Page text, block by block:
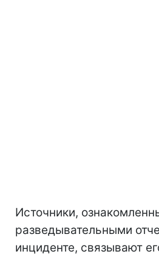
Источники,
разведывательными
инциденте, связывают